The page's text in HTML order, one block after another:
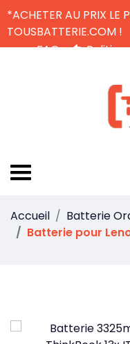
*ACHETER AU PRIX LE
TOUSBATTERIE.COM !
FAQ
Accueil Batterie
Batterie pour